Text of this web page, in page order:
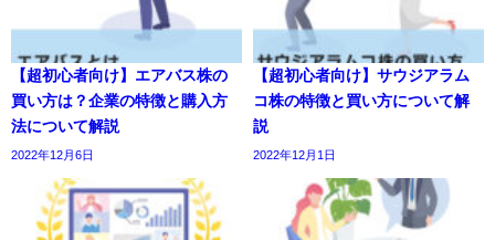
【超初心者向け】エアバス株の
買い方は？企業の特徴と購入方
法について解説
2022年12月6日
【超初心者向け】サウジアラム
コ株の特徴と買い方について解
説
2022年12月1日